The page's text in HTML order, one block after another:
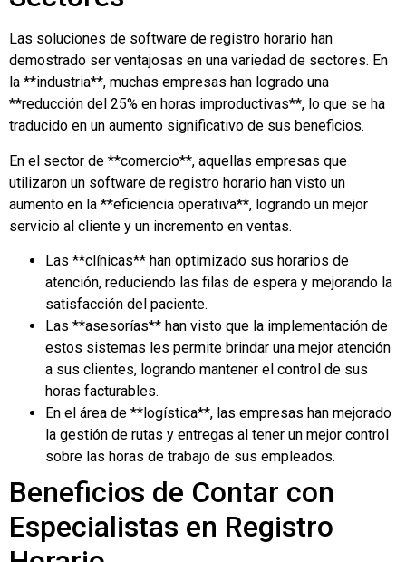
Las soluciones de software de registro horario han
demostrado ser ventajosas en una variedad de sectores. En
la **industria**, muchas empresas han logrado una
**reducción del 25% en horas improductivas**, lo que se ha
traducido en un aumento significativo de sus beneficios.
En el sector de **comercio**, aquellas empresas que
utilizaron un software de registro horario han visto un
aumento en la **eficiencia operativa**, logrando un mejor
servicio al cliente y un incremento en ventas.
Las **clínicas** han optimizado sus horarios de
atención, reduciendo las filas de espera y mejorando la
satisfacción del paciente.
Las **asesorías** han visto que la implementación de
estos sistemas les permite brindar una mejor atención
a sus clientes, logrando mantener el control de sus
horas facturables.
En el área de **logística**, las empresas han mejorado
la gestión de rutas y entregas al tener un mejor control
sobre las horas de trabajo de sus empleados.
Beneficios de Contar con
Especialistas en Registro